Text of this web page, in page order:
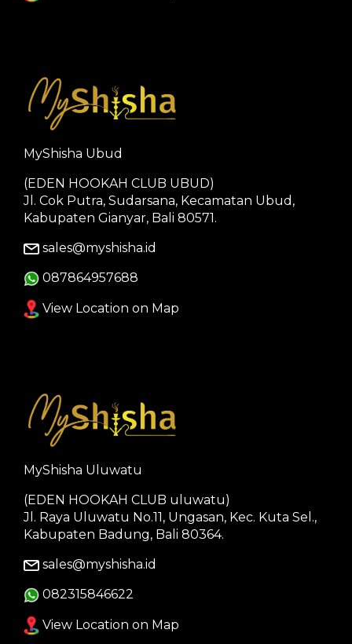
MyShisha Ubud
(EDEN HOOKAH CLUB UBUD)
Jl. Cok Putra, Sudarsana, Kecamatan Ubud,
Kabupaten Gianyar, Bali 80571.
sales@myshisha.id
087864957688
View Location on Map
MyShisha Uluwatu
(EDEN HOOKAH CLUB uluwatu)
Jl. Raya Uluwatu No.11, Ungasan, Kec. Kuta Sel.,
Kabupaten Badung, Bali 80364.
sales@myshisha.id
082315846622
View Location on Map